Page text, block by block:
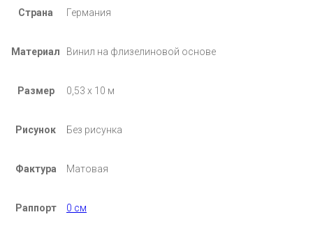
Страна Германия
Материал Винил на флизелиновой основе
Размер 0,53 х 10 м
Рисунок Без рисунка
Фактура Матовая
Раппорт 0 см